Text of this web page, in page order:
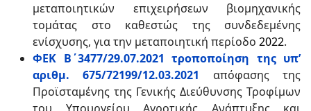
μεταποιητικών επιχειρήσεων βιομηχανικής
τομάτας στο καθεστώς της συνδεδεμένης
ενίσχυσης, για την μεταποιητική περίοδο 2022.
ΦΕΚ Β΄3477/29.07.2021 τροποποίηση της υπ’
αριθμ. 675/72199/12.03.2021
απόφασης της
Προϊσταμένης της Γενικής Διεύθυνσης Τροφίμων